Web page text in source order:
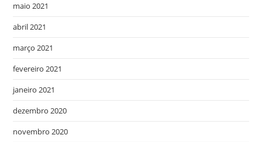
maio 2021
abril 2021
março 2021
fevereiro 2021
janeiro 2021
dezembro 2020
novembro 2020